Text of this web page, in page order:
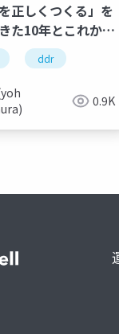
正しくつくる」を
た10年とこれから
ddr
0.9K